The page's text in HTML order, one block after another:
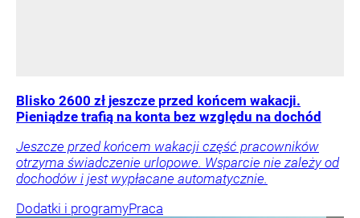
Blisko 2600 zł jeszcze przed końcem wakacji.
Pieniądze trafią na konta bez względu na dochód
Jeszcze przed końcem wakacji część pracowników
otrzyma świadczenie urlopowe. Wsparcie nie zależy od
dochodów i jest wypłacane automatycznie.
Dodatki i programyPraca